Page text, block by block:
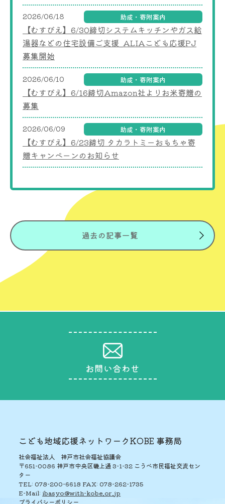
2026/06/18 助成・寄附案内
【むすびえ】6/30締切システムキッチンやガス給
湯器などの住宅設備ご支援_ALIAこども応援PJ
募集開始
2026/06/10 助成・寄附案内
【むすびえ】6/16締切Amazon社よりお米寄贈の
募集
2026/06/09 助成・寄附案内
【むすびえ】6/23締切 タカラトミーおもちゃ寄
贈キャンペーンのお知らせ
過去の記事一覧
お問い合わせ
こども地域応援ネットワークKOBE 事務局
社会福祉法人 神戸市社会福祉協議会
〒651-0086 神戸市中央区磯上通 3-1-32 こうべ市民福祉交流セン
ター
TEL: 078-200-6618 FAX: 078-262-1735
E-Mail: ibasyo@with-kobe.or.jp
プライバシーポリシー